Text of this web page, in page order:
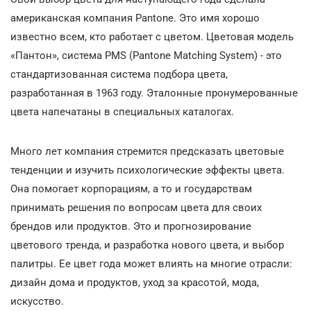
американская компания Pantone. Это имя хорошо
известно всем, кто работает с цветом. Цветовая модель
«Пантон», система PMS (Pantone Matching System) - это
стандартизованная система подбора цвета,
разработанная в 1963 году. Эталонные пронумерованные
цвета напечатаны в специальных каталогах.
Много лет компания стремится предсказать цветовые
тенденции и изучить психологические эффекты цвета.
Она помогает корпорациям, а то и государствам
принимать решения по вопросам цвета для своих
брендов или продуктов. Это и прогнозирование
цветового тренда, и разработка нового цвета, и выбор
палитры. Ее цвет года может влиять на многие отрасли:
дизайн дома и продуктов, уход за красотой, мода,
искусство.